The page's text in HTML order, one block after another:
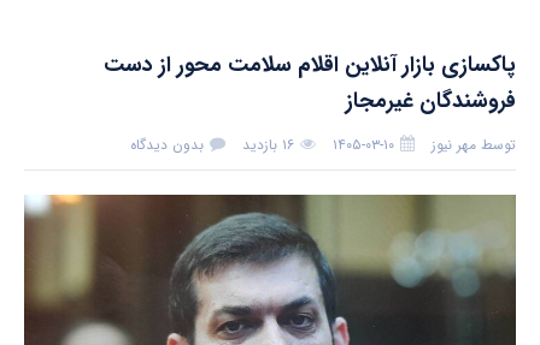
پاکسازی بازار آنلاین اقلام سلامت محور از دست
فروشندگان غیرمجاز
توسط مهر نیوز ۱۴۰۵-۰۳-۱۰ ۱۶ بازدید بدون دیدگاه